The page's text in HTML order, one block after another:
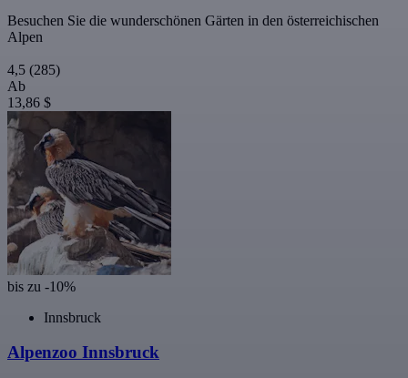
Besuchen Sie die wunderschönen Gärten in den österreichischen
Alpen
4,5 (285)
Ab
13,86 $
bis zu -10%
Innsbruck
Alpenzoo Innsbruck